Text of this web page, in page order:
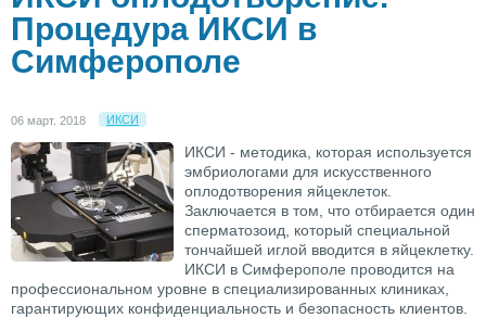
Процедура ИКСИ в
Симферополе
06 март. 2018 ИКСИ
ИКСИ - методика, которая используется
эмбриологами для искусственного
оплодотворения яйцеклеток.
Заключается в том, что отбирается один
сперматозоид, который специальной
тончайшей иглой вводится в яйцеклетку.
ИКСИ в Симферополе проводится на
профессиональном уровне в специализированных клиниках,
гарантирующих конфиденциальность и безопасность клиентов.